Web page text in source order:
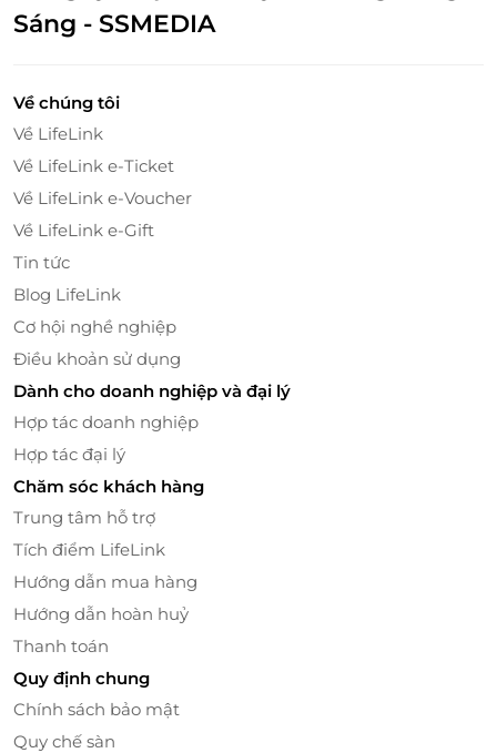
Đừng bỏ lỡ cơ hội trải nghiệm Công viên nước và
đặt mua voucher giảm giá và chuẩn bị cho chuyến
đi thú vị cùng gia đình và bạn bè!
Sáng - SSMEDIA
Về chúng tôi
Về LifeLink
Về LifeLink e-Ticket
Về LifeLink e-Voucher
Về LifeLink e-Gift
Tin tức
Blog LifeLink
Cơ hội nghề nghiệp
Điều khoản sử dụng
Dành cho doanh nghiệp và đại lý
Hợp tác doanh nghiệp
Hợp tác đại lý
Chăm sóc khách hàng
Trung tâm hỗ trợ
Tích điểm LifeLink
Hướng dẫn mua hàng
Hướng dẫn hoàn huỷ
Thanh toán
Quy định chung
Chính sách bảo mật
Quy chế sàn